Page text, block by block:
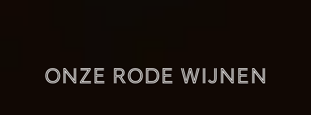
Onze rode wijnen